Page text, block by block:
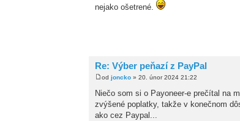
nejako ošetrené.
Re: Výber peňazí z PayPal
od joncko » 20. únor 2024 21:22
Niečo som si o Payoneer-e prečítal na
zvýšené poplatky, takže v konečnom
ako cez Paypal...